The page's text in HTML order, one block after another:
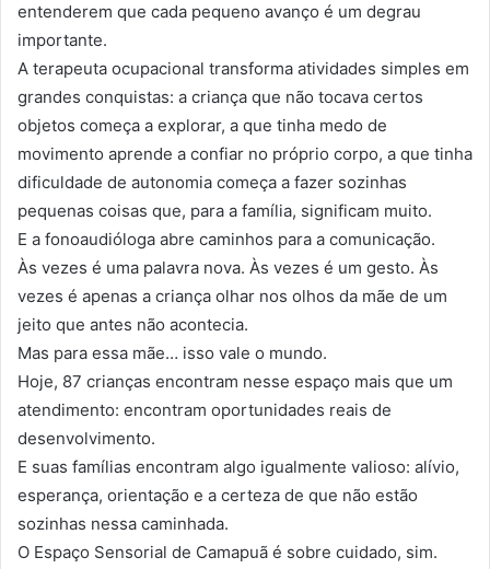
entenderem que cada pequeno avanço é um degrau
importante.
A terapeuta ocupacional transforma atividades simples em
grandes conquistas: a criança que não tocava certos
objetos começa a explorar, a que tinha medo de
movimento aprende a confiar no próprio corpo, a que tinha
dificuldade de autonomia começa a fazer sozinhas
pequenas coisas que, para a família, significam muito.
E a fonoaudióloga abre caminhos para a comunicação.
Às vezes é uma palavra nova. Às vezes é um gesto. Às
vezes é apenas a criança olhar nos olhos da mãe de um
jeito que antes não acontecia.
Mas para essa mãe… isso vale o mundo.
Hoje, 87 crianças encontram nesse espaço mais que um
atendimento: encontram oportunidades reais de
desenvolvimento.
E suas famílias encontram algo igualmente valioso: alívio,
esperança, orientação e a certeza de que não estão
sozinhas nessa caminhada.
O Espaço Sensorial de Camapuã é sobre cuidado, sim.